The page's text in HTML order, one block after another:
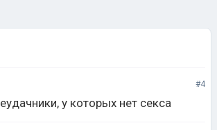
#4
у которых нет секса